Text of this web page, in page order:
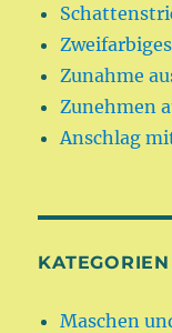
Zunahme
Zunehmen
Anschlag
KATEGORIEN
Maschen